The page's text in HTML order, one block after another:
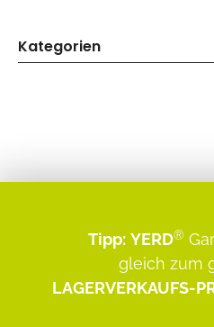
Kategorien
Tipp: YERD®
gleich zum
LAGERVERKAUFS-